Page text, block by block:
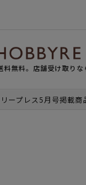
無料。店舗受け取りな
ープレス5月号掲載商